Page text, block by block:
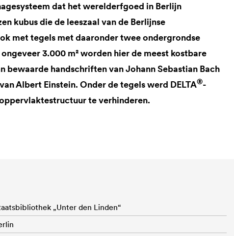
dat het werelderfgoed in Berlijn
kubus die de leeszaal van de Berlijnse
met tegels met daaronder twee ondergrondse
3.000 m² worden hier de meest kostbare
handschriften van Johann Sebastian Bach
Albert Einstein. Onder de tegels werd DELTA®-
te verhinderen.
„Unter den Linden“